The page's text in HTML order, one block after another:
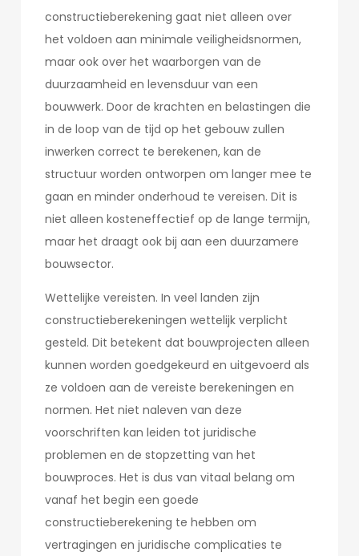
constructieberekening gaat niet alleen over
het voldoen aan minimale veiligheidsnormen,
maar ook over het waarborgen van de
duurzaamheid en levensduur van een
bouwwerk. Door de krachten en belastingen die
in de loop van de tijd op het gebouw zullen
inwerken correct te berekenen, kan de
structuur worden ontworpen om langer mee te
gaan en minder onderhoud te vereisen. Dit is
niet alleen kosteneffectief op de lange termijn,
maar het draagt ook bij aan een duurzamere
bouwsector.
Wettelijke vereisten. In veel landen zijn
constructieberekeningen wettelijk verplicht
gesteld. Dit betekent dat bouwprojecten alleen
kunnen worden goedgekeurd en uitgevoerd als
ze voldoen aan de vereiste berekeningen en
normen. Het niet naleven van deze
voorschriften kan leiden tot juridische
problemen en de stopzetting van het
bouwproces. Het is dus van vitaal belang om
vanaf het begin een goede
constructieberekening te hebben om
vertragingen en juridische complicaties te